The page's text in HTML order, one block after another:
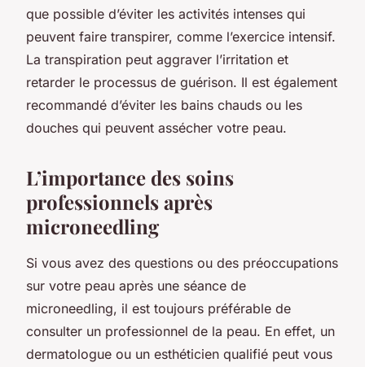
que possible d’éviter les activités intenses qui
peuvent faire transpirer, comme l’exercice intensif.
La transpiration peut aggraver l’irritation et
retarder le processus de guérison. Il est également
recommandé d’éviter les bains chauds ou les
douches qui peuvent assécher votre peau.
L’importance des soins
professionnels après
microneedling
Si vous avez des questions ou des préoccupations
sur votre peau après une séance de
microneedling, il est toujours préférable de
consulter un professionnel de la peau. En effet, un
dermatologue ou un esthéticien qualifié peut vous